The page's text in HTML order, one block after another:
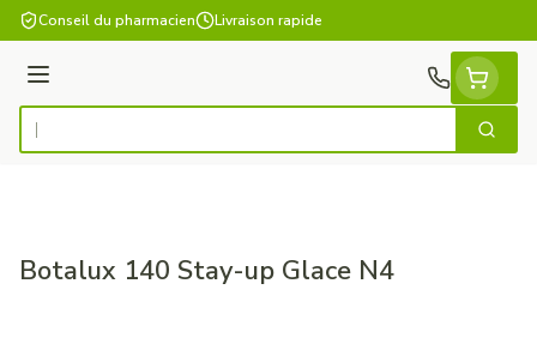
Aller au contenu
Conseil du pharmacien Livraison rapide
Menu
Rechercher
Botalux 140 Stay-up Glace N4